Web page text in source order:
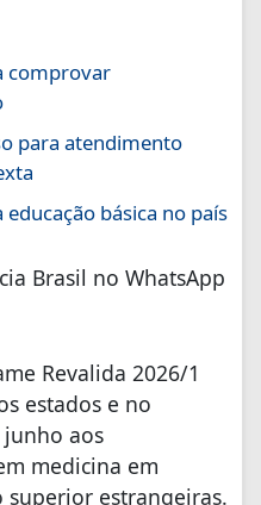
comprovar
para atendimento
básica no país
Brasil no WhatsApp
Revalida 2026/1
estados e no
aos
medicina em
superior estrangeiras.